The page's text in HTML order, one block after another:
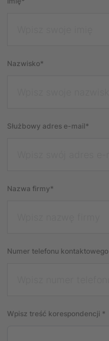
Nazwisko*
Służbowy adres e-mail*
Nazwa firmy*
Numer telefonu kontaktowego
Wpisz treść korespondencji *